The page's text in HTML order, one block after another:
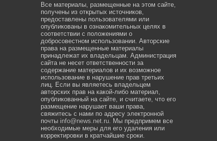
Все материалы, размещенные на этом сайте,
получены из открытых источников,
предоставлены пользователями или
опубликованы в ознакомительных целях в
соответствии с положениями о
добросовестном использовании. Авторские
права на размещенные материалы
принадлежат их владельцам. Администрация
сайта не несет ответственности за
содержание материалов и их возможное
использование в нарушение прав третьих
лиц. Если вы являетесь владельцем
авторских прав на какой-либо материал,
опубликованный на сайте, и считаете, что его
размещение нарушает ваши права,
свяжитесь с нами по адресу электронной
почты info@news.net.ru . Мы предпримем все
необходимые меры для его удаления или
корректировки в кратчайшие сроки.